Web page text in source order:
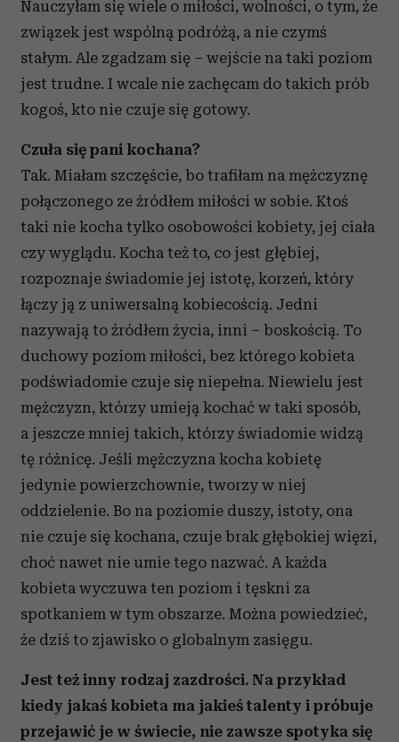
Nauczyłam się wiele o miłości, wolności, o tym, że
związek jest wspólną podróżą, a nie czymś
stałym. Ale zgadzam się – wejście na taki poziom
jest trudne. I wcale nie zachęcam do takich prób
kogoś, kto nie czuje się gotowy.
Czuła się pani kochana?
Tak. Miałam szczęście, bo trafiłam na mężczyznę
połączonego ze źródłem miłości w sobie. Ktoś
taki nie kocha tylko osobowości kobiety, jej ciała
czy wyglądu. Kocha też to, co jest głębiej,
rozpoznaje świadomie jej istotę, korzeń, który
łączy ją z uniwersalną kobiecością. Jedni
nazywają to źródłem życia, inni – boskością. To
duchowy poziom miłości, bez którego kobieta
podświadomie czuje się niepełna. Niewielu jest
mężczyzn, którzy umieją kochać w taki sposób,
a jeszcze mniej takich, którzy świadomie widzą
tę różnicę. Jeśli mężczyzna kocha kobietę
jedynie powierzchownie, tworzy w niej
oddzielenie. Bo na poziomie duszy, istoty, ona
nie czuje się kochana, czuje brak głębokiej więzi,
choć nawet nie umie tego nazwać. A każda
kobieta wyczuwa ten poziom i tęskni za
spotkaniem w tym obszarze. Można powiedzieć,
że dziś to zjawisko o globalnym zasięgu.
Jest też inny rodzaj zazdrości. Na przykład
kiedy jakaś kobieta ma jakieś talenty i próbuje
przejawić je w świecie, nie zawsze spotyka się